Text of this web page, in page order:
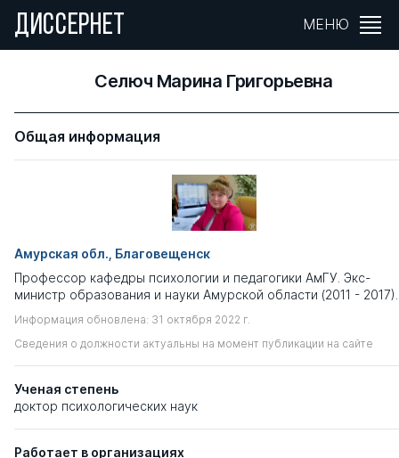
ДИССЕРНЕТ МЕНЮ
Селюч Марина Григорьевна
Общая информация
Амурская обл., Благовещенск
Профессор кафедры психологии и педагогики АмГУ. Экс-
министр образования и науки Амурской области (2011 - 2017).
Информация обновлена: 31 октября 2022 г.
Сведения о должности актуальны на момент публикации на сайте
Ученая степень
доктор психологических наук
Работает в организациях